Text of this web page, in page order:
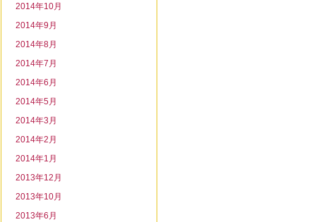
2014年10月
2014年9月
2014年8月
2014年7月
2014年6月
2014年5月
2014年3月
2014年2月
2014年1月
2013年12月
2013年10月
2013年6月